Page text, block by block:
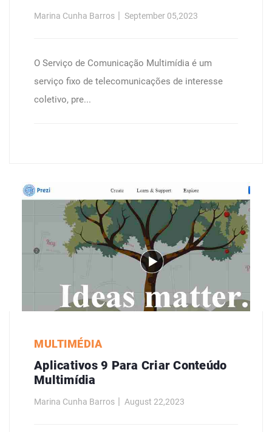
Marina Cunha Barros September 05,2023
O Serviço de Comunicação Multimídia é um
serviço fixo de telecomunicações de interesse
coletivo, pre...
MULTIMÉDIA
Aplicativos 9 Para Criar Conteúdo
Multimídia
Marina Cunha Barros August 22,2023